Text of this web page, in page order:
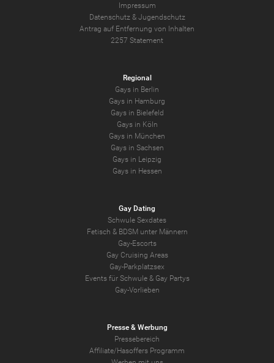
Impressum
Datenschutz & Jugendschutz
Antrag auf Entfernung von Inhalten
2257 Statement
Regional
Gays in Berlin
Gays in Hamburg
Gays in Bielefeld
Gays in Köln
Gays in München
Gays in Sachsen
Gays in Leipzig
Gays in Hessen
Gay Dating
Schwule Sexdates
Fetisch & BDSM unter Männern
Gay-Escorts
Gay Cruising Areas
Gay-Parkplatzsex
Events für Schwule & Gay Partys
Gay-Vorlieben
Presse & Werbung
Pressebereich
Affiliate/Hasoffers Programm